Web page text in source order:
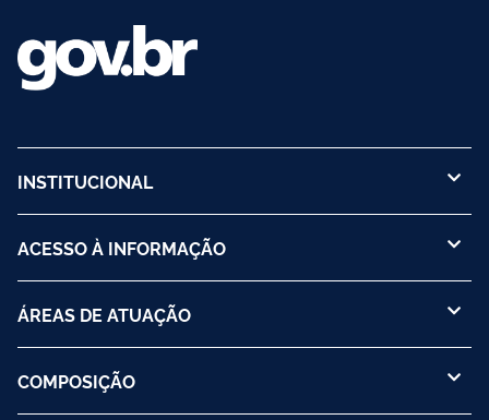
INSTITUCIONAL
ACESSO À INFORMAÇÃO
ÁREAS DE ATUAÇÃO
COMPOSIÇÃO